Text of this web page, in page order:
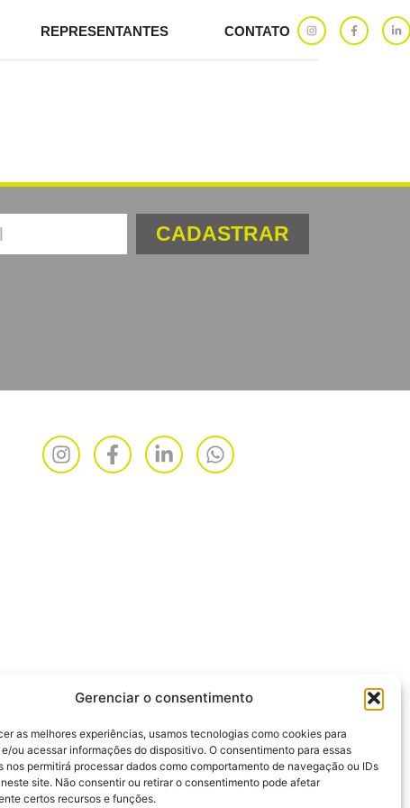
Gerenciar o consentimento
as melhores experiências, usamos tecnologias como cookies para
ou acessar informações do dispositivo. O consentimento para essas
nos permitirá processar dados como comportamento de navegação ou IDs
site. Não consentir ou retirar o consentimento pode afetar
certos recursos e funções.
REPRESENTANTES CONTATO
CADASTRAR